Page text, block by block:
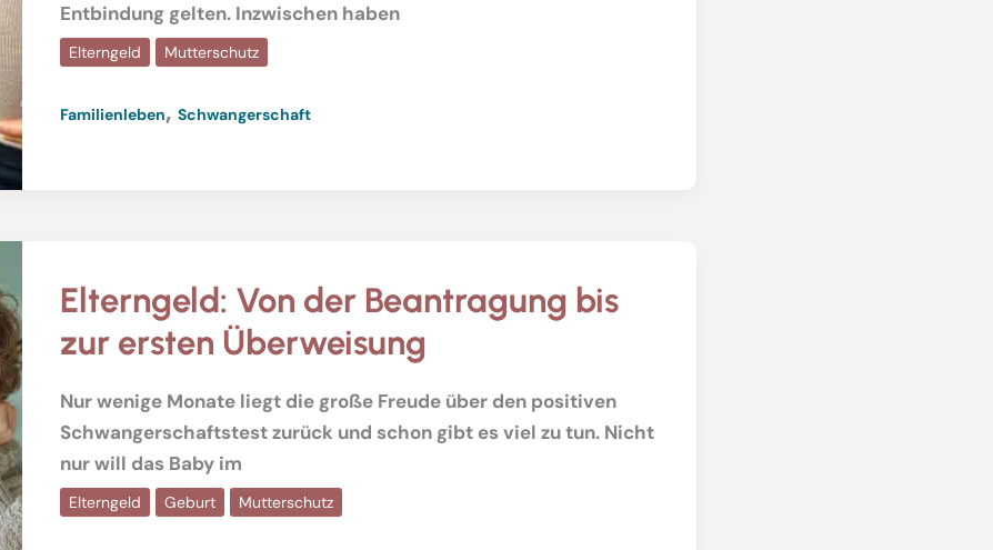
Entbindung gelten. Inzwischen haben
Elterngeld Mutterschutz
Familienleben, Schwangerschaft
Elterngeld: Von der Beantragung bis
zur ersten Überweisung
Nur wenige Monate liegt die große Freude über den positiven
Schwangerschaftstest zurück und schon gibt es viel zu tun. Nicht
nur will das Baby im
Elterngeld Geburt Mutterschutz